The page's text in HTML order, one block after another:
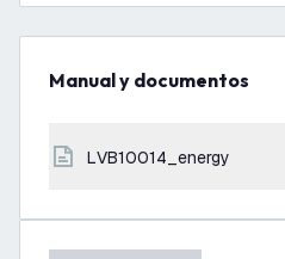
Manual y documentos
LVB10014_energy